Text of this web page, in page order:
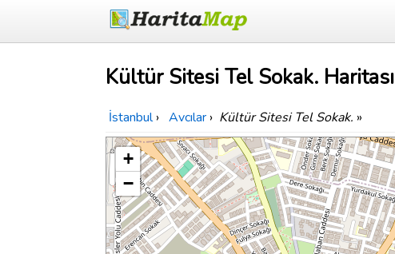
Kültür Sitesi Tel Sokak. Haritası
İstanbul › Avcılar › Kültür Sitesi Tel Sokak. »
+
−